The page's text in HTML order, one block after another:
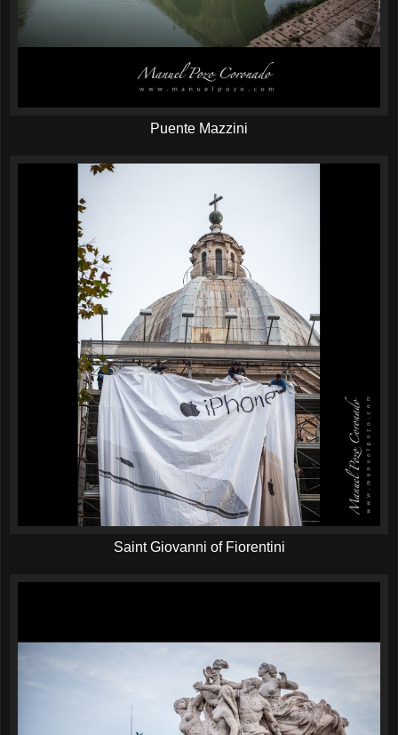
Puente Mazzini
Saint Giovanni of Fiorentini